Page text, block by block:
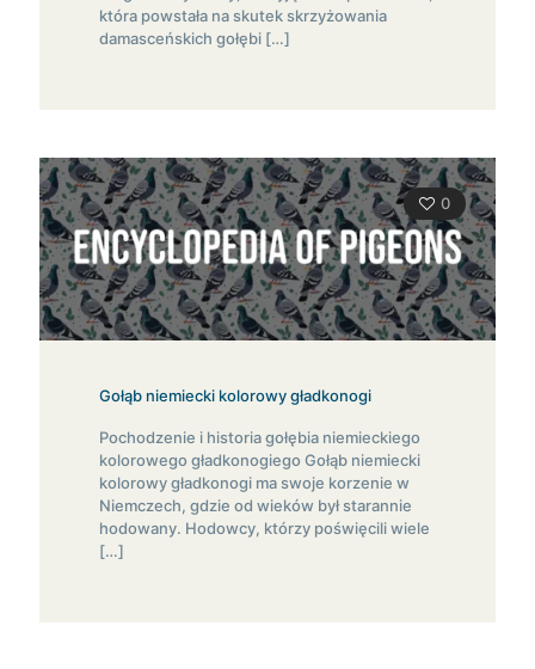
która powstała na skutek skrzyżowania
damasceńskich gołębi […]
0
Gołąb niemiecki kolorowy gładkonogi
Pochodzenie i historia gołębia niemieckiego
kolorowego gładkonogiego Gołąb niemiecki
kolorowy gładkonogi ma swoje korzenie w
Niemczech, gdzie od wieków był starannie
hodowany. Hodowcy, którzy poświęcili wiele
[…]